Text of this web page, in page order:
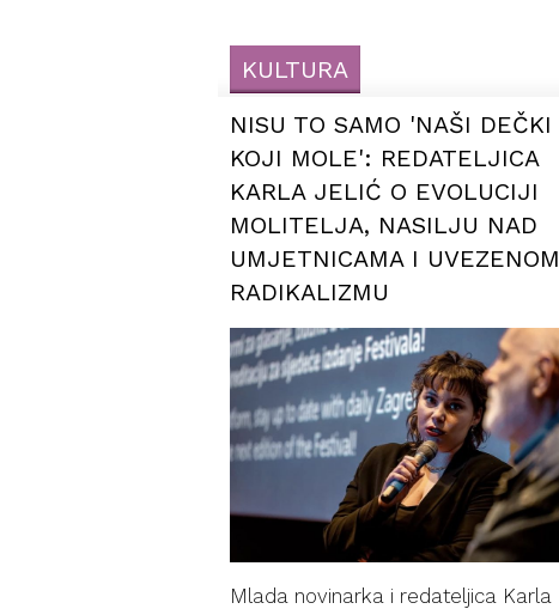
KULTURA
NISU TO SAMO 'NAŠI DEČKI
KOJI MOLE': REDATELJICA
KARLA JELIĆ O EVOLUCIJI
MOLITELJA, NASILJU NAD
UMJETNICAMA I UVEZENOM
RADIKALIZMU
Mlada novinarka i redateljica Karla